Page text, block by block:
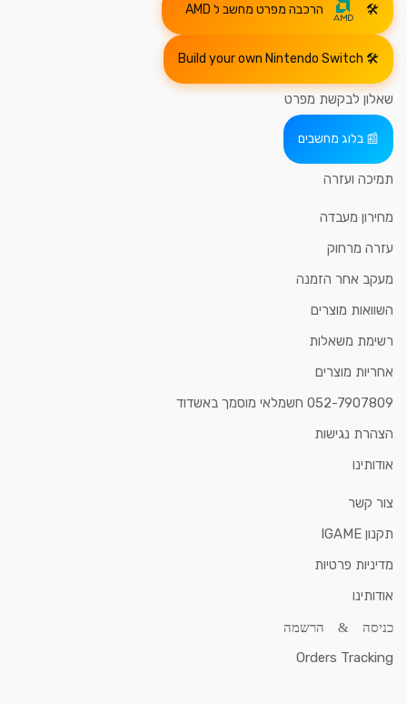
הרכבה מפרט מחשב ל AMD
Build your own Nintendo Switch
שאלון לבקשת מפרט
בלוג מחשבים
תמיכה ועזרה
מחירון מעבדה
עזרה מרחוק
מעקב אחר הזמנה
השוואות מוצרים
רשימת משאלות
אחריות מוצרים
052-7907809 חשמלאי מוסמך באשדוד
הצהרת נגישות
אודותינו
צור קשר
תקנון IGAME
מדיניות פרטיות
אודותינו
כניסה & הרשמה
Orders Tracking